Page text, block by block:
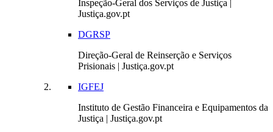
Inspeção-Geral dos Serviços de Justiça |
Justiça.gov.pt
DGRSP
Direção-Geral de Reinserção e Serviços
Prisionais | Justiça.gov.pt
IGFEJ
Instituto de Gestão Financeira e Equipamentos da
Justiça | Justiça.gov.pt